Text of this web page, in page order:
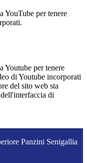
YouTube per tenere
Youtube per tenere
di Youtube incorporati
del sito web sta
di
Panzini Senigallia